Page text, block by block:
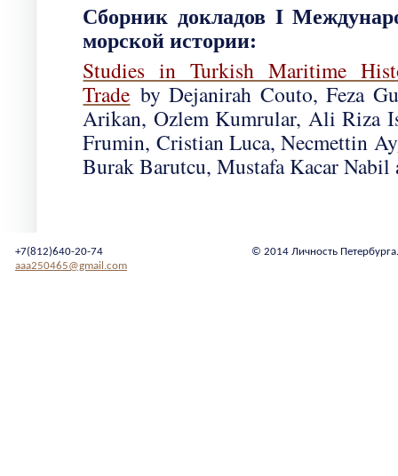
Сборник докладов I
морской истории:
Studies in Turkish Maritime
Trade by Dejanirah Couto, Feza
Arikan, Ozlem Kumrular, Ali Riza
Frumin, Cristian Luca, Necmettin
Burak Barutcu, Mustafa Kacar
+7(812)640-20-74
aaa250465@gmail.com
© 2014 Личность